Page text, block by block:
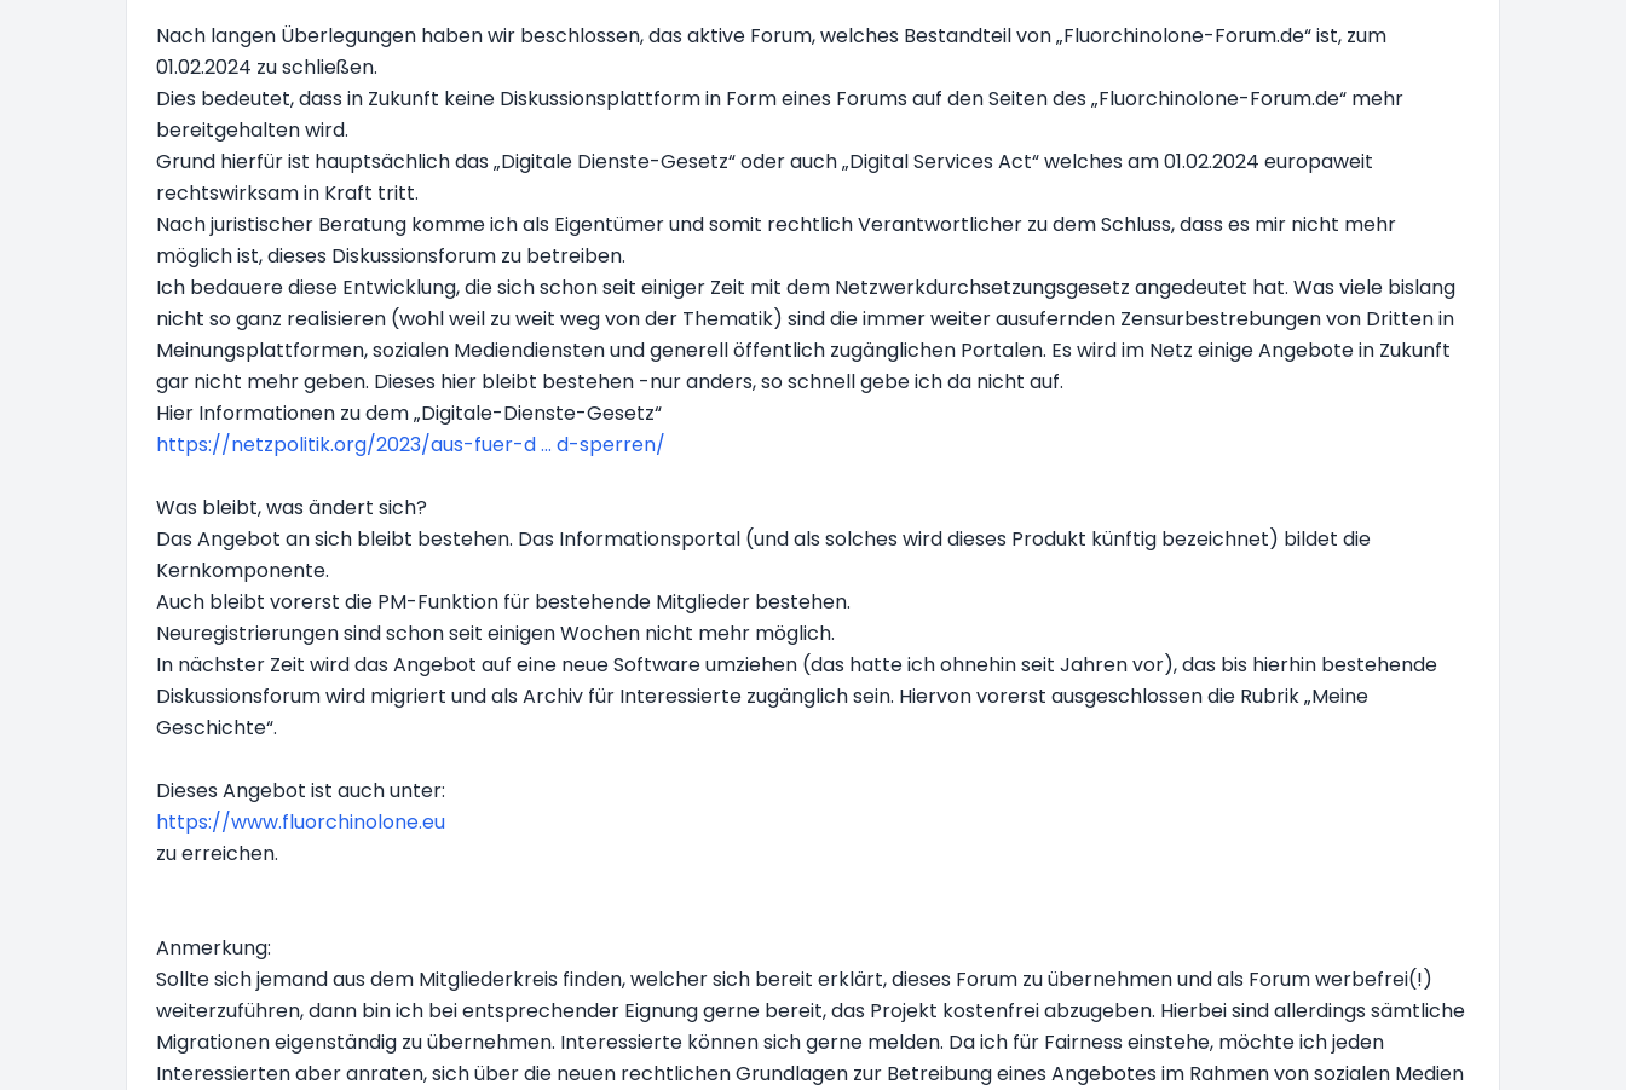
Nach langen Überlegungen haben wir beschlossen, das aktive Forum, welches Bestandteil von „Fluorchinolone-Forum.de“ ist, zum
01.02.2024 zu schließen.
Dies bedeutet, dass in Zukunft keine Diskussionsplattform in Form eines Forums auf den Seiten des „Fluorchinolone-Forum.de“ mehr
bereitgehalten wird.
Grund hierfür ist hauptsächlich das „Digitale Dienste-Gesetz“ oder auch „Digital Services Act“ welches am 01.02.2024 europaweit
rechtswirksam in Kraft tritt.
Nach juristischer Beratung komme ich als Eigentümer und somit rechtlich Verantwortlicher zu dem Schluss, dass es mir nicht mehr
möglich ist, dieses Diskussionsforum zu betreiben.
Ich bedauere diese Entwicklung, die sich schon seit einiger Zeit mit dem Netzwerkdurchsetzungsgesetz angedeutet hat. Was viele bislang
nicht so ganz realisieren (wohl weil zu weit weg von der Thematik) sind die immer weiter ausufernden Zensurbestrebungen von Dritten in
Meinungsplattformen, sozialen Mediendiensten und generell öffentlich zugänglichen Portalen. Es wird im Netz einige Angebote in Zukunft
gar nicht mehr geben. Dieses hier bleibt bestehen -nur anders, so schnell gebe ich da nicht auf.
Hier Informationen zu dem „Digitale-Dienste-Gesetz“
https://netzpolitik.org/2023/aus-fuer-d ... d-sperren/
Was bleibt, was ändert sich?
Das Angebot an sich bleibt bestehen. Das Informationsportal (und als solches wird dieses Produkt künftig bezeichnet) bildet die
Kernkomponente.
Auch bleibt vorerst die PM-Funktion für bestehende Mitglieder bestehen.
Neuregistrierungen sind schon seit einigen Wochen nicht mehr möglich.
In nächster Zeit wird das Angebot auf eine neue Software umziehen (das hatte ich ohnehin seit Jahren vor), das bis hierhin bestehende
Diskussionsforum wird migriert und als Archiv für Interessierte zugänglich sein. Hiervon vorerst ausgeschlossen die Rubrik „Meine
Geschichte“.
Dieses Angebot ist auch unter:
https://www.fluorchinolone.eu
zu erreichen.
Anmerkung:
Sollte sich jemand aus dem Mitgliederkreis finden, welcher sich bereit erklärt, dieses Forum zu übernehmen und als Forum werbefrei(!)
weiterzuführen, dann bin ich bei entsprechender Eignung gerne bereit, das Projekt kostenfrei abzugeben. Hierbei sind allerdings sämtliche
Migrationen eigenständig zu übernehmen. Interessierte können sich gerne melden. Da ich für Fairness einstehe, möchte ich jeden
Interessierten aber anraten, sich über die neuen rechtlichen Grundlagen zur Betreibung eines Angebotes im Rahmen von sozialen Medien